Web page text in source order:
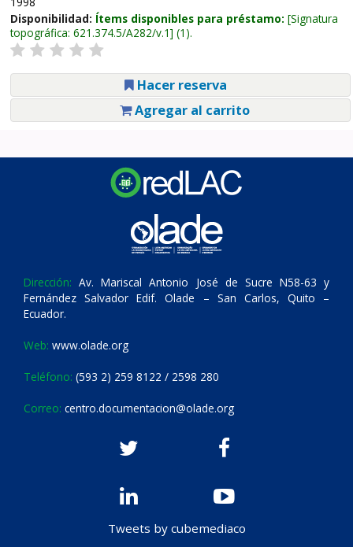
Disponibilidad: Ítems disponibles para préstamo: Signatura
topográfica: 621.374.5/A282/v.1 (1).
Hacer reserva
Agregar al carrito
Dirección: Av. Mariscal Antonio José de Sucre N58-63 y
Fernández Salvador Edif. Olade – San Carlos, Quito –
Ecuador.
Web: www.olade.org
Teléfono: (593 2) 259 8122 / 2598 280
Correo: centro.documentacion@olade.org
Tweets by cubemediaco